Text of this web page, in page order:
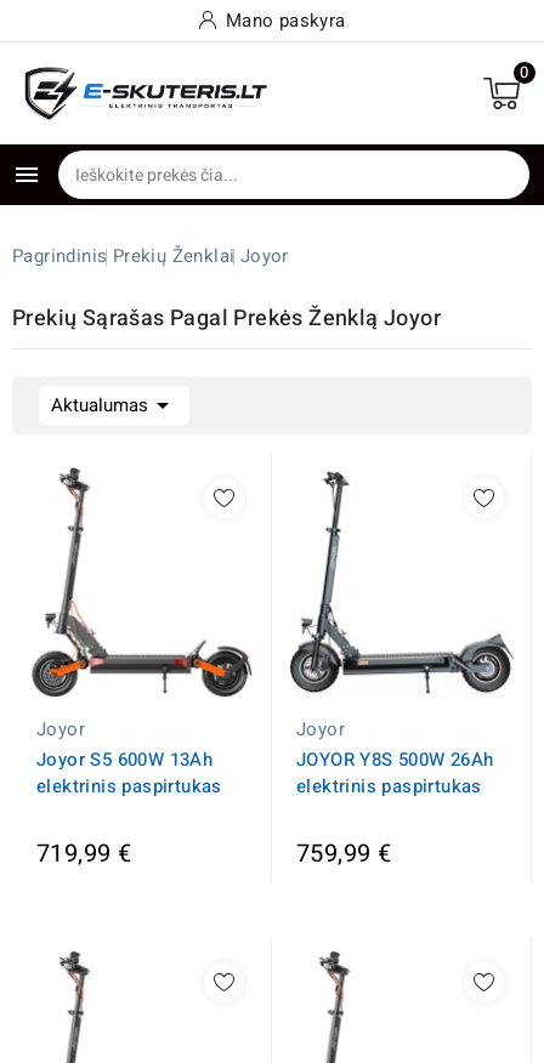
Mano paskyra
0

Pagrindinis Prekių Ženklai Joyor
Prekių Sąrašas Pagal Prekės Ženklą Joyor
Aktualumas 
Joyor
Joyor S5 600W 13Ah
elektrinis paspirtukas
719,99 €
Joyor
JOYOR Y8S 500W 26Ah
elektrinis paspirtukas
759,99 €